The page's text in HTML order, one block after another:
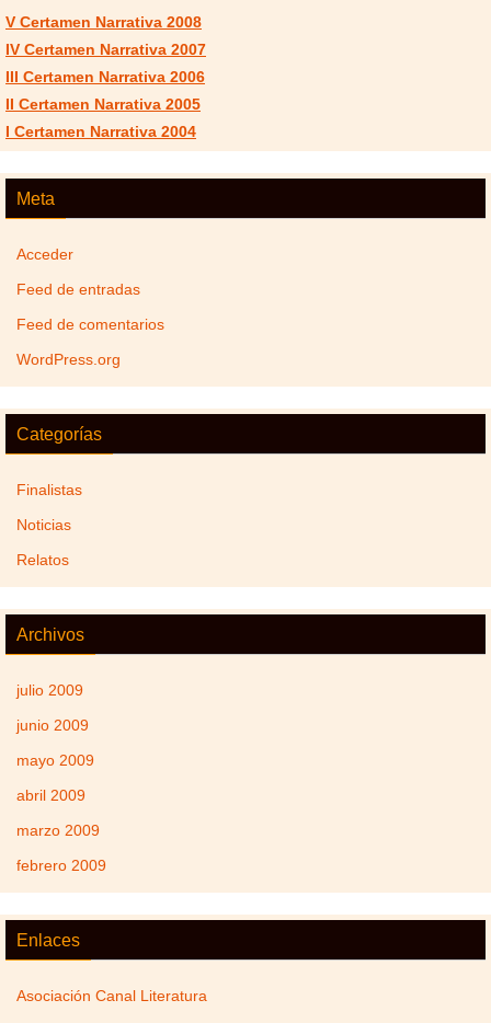
V Certamen Narrativa 2008
IV Certamen Narrativa 2007
III Certamen Narrativa 2006
II Certamen Narrativa 2005
I Certamen Narrativa 2004
Meta
Acceder
Feed de entradas
Feed de comentarios
WordPress.org
Categorías
Finalistas
Noticias
Relatos
Archivos
julio 2009
junio 2009
mayo 2009
abril 2009
marzo 2009
febrero 2009
Enlaces
Asociación Canal Literatura